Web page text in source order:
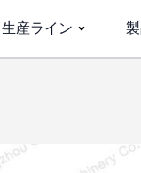
生産ライン